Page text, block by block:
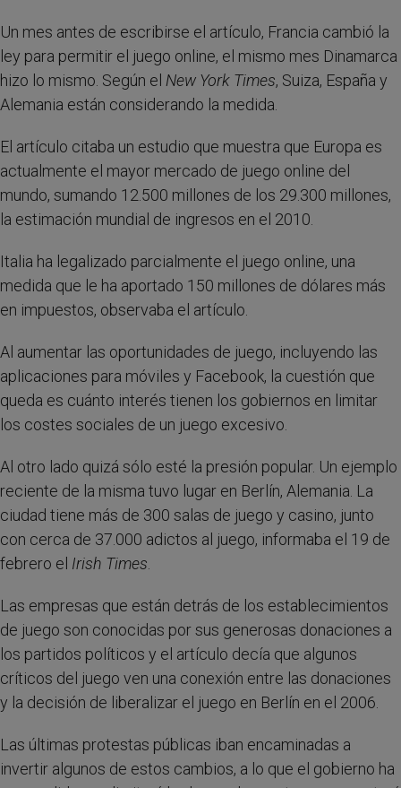
Un mes antes de escribirse el artículo, Francia cambió la
ley para permitir el juego online, el mismo mes Dinamarca
hizo lo mismo. Según el New York Times, Suiza, España y
Alemania están considerando la medida.
El artículo citaba un estudio que muestra que Europa es
actualmente el mayor mercado de juego online del
mundo, sumando 12.500 millones de los 29.300 millones,
la estimación mundial de ingresos en el 2010.
Italia ha legalizado parcialmente el juego online, una
medida que le ha aportado 150 millones de dólares más
en impuestos, observaba el artículo.
Al aumentar las oportunidades de juego, incluyendo las
aplicaciones para móviles y Facebook, la cuestión que
queda es cuánto interés tienen los gobiernos en limitar
los costes sociales de un juego excesivo.
Al otro lado quizá sólo esté la presión popular. Un ejemplo
reciente de la misma tuvo lugar en Berlín, Alemania. La
ciudad tiene más de 300 salas de juego y casino, junto
con cerca de 37.000 adictos al juego, informaba el 19 de
febrero el Irish Times
Las empresas que están detrás de los establecimientos
de juego son conocidas por sus generosas donaciones a
los partidos políticos y el artículo decía que algunos
críticos del juego ven una conexión entre las donaciones
y la decisión de liberalizar el juego en Berlín en el 2006.
Las últimas protestas públicas iban encaminadas a
invertir algunos de estos cambios, a lo que el gobierno ha